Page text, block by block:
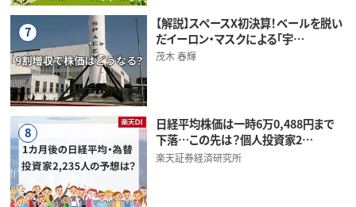
7
【解説】スペースX初決算！ベールを脱い
だイーロン・マスクによる「宇…
茂木 春輝
8
日経平均株価は一時6万0,488円まで
下落…この先は？個人投資家2…
楽天証券経済研究所